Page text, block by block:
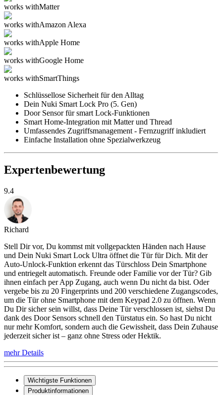
works withMatter
works withAmazon Alexa
works withApple Home
works withGoogle Home
works withSmartThings
Schlüssellose Sicherheit für den Alltag
Dein Nuki Smart Lock Pro (5. Gen)
Door Sensor für smart Lock-Funktionen
Smart Home-Integration mit Matter und Thread
Umfassendes Zugriffsmanagement - Fernzugriff inkludiert
Einfache Installation ohne Spezialwerkzeug
Expertenbewertung
9.4
Richard
Stell Dir vor, Du kommst mit vollgepackten Händen nach Hause
und Dein Nuki Smart Lock Ultra öffnet die Tür für Dich. Mit der
Auto-Unlock-Funktion erkennt das Türschloss Dein Smartphone
und entriegelt automatisch. Freunde oder Familie vor der Tür? Gib
ihnen einfach per App Zugang, auch wenn Du nicht da bist. Oder
vergebe bis zu 20 Fingerprints und 200 verschiedene Zugangscodes,
um die Tür ohne Smartphone mit dem Keypad 2.0 zu öffnen. Wenn
Du Dir sicher sein willst, dass Deine Tür verschlossen ist, siehst Du
dank des Door Sensors schnell den Türstatus ein. So hast Du nicht
nur mehr Komfort, sondern auch die Gewissheit, dass Dein Zuhause
jederzeit sicher ist – ganz ohne Stress oder Hektik.
mehr Details
Wichtigste Funktionen
Produktinformationen